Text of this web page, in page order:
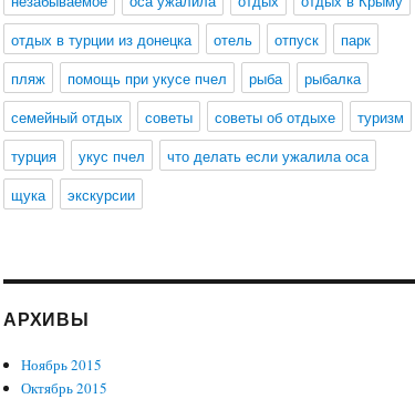
отдых в турции из донецка
отель отпуск
парк
пляж
помощь при укусе пчел рыба
рыбалка
семейный отдых
советы советы об отдыхе
туризм
турция
укус пчел
что делать если ужалила оса
щука
экскурсии
АРХИВЫ
Ноябрь 2015
Октябрь 2015